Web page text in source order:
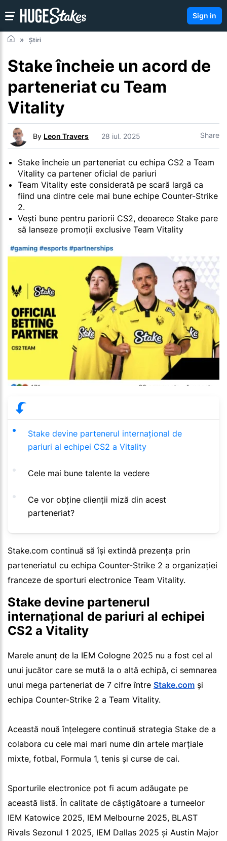
Sign in
Știri
Stake încheie un acord de
parteneriat cu Team
Vitality
By Leon Travers 28 iul. 2025 Share
Stake încheie un parteneriat cu echipa CS2 a Team
Vitality ca partener oficial de pariuri
Team Vitality este considerată pe scară largă ca
fiind una dintre cele mai bune echipe Counter-Strike
2.
Vești bune pentru pariorii CS2, deoarece Stake pare
să lanseze promoții exclusive Team Vitality
Stake devine partenerul internațional de
pariuri al echipei CS2 a Vitality
Cele mai bune talente la vedere
Ce vor obține clienții miză din acest
parteneriat?
Stake.com continuă să își extindă prezența prin
parteneriatul cu echipa Counter-Strike 2 a organizației
franceze de sporturi electronice Team Vitality.
Stake devine partenerul
internațional de pariuri al echipei
CS2 a Vitality
Marele anunț de la IEM Cologne 2025 nu a fost cel al
unui jucător care se mută la o altă echipă, ci semnarea
unui mega parteneriat de 7 cifre între Stake.com și
echipa Counter-Strike 2 a Team Vitality.
Această nouă înțelegere continuă strategia Stake de a
colabora cu cele mai mari nume din artele marțiale
mixte, fotbal, Formula 1, tenis și curse de cai.
Sporturile electronice pot fi acum adăugate pe
această listă. În calitate de câștigătoare a turneelor
IEM Katowice 2025, IEM Melbourne 2025, BLAST
Rivals Sezonul 1 2025, IEM Dallas 2025 și Austin Major